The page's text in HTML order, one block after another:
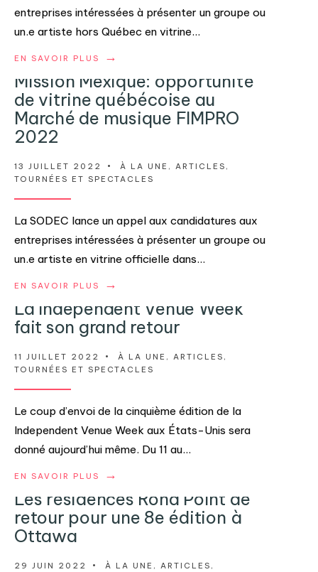
entreprises intéressées à présenter un groupe ou
un.e artiste hors Québec en vitrine...
EN SAVOIR PLUS →
Mission Mexique: opportunité
de vitrine québécoise au
Marché de musique FIMPRO
2022
13 JUILLET 2022 • À LA UNE , ARTICLES ,
TOURNÉES ET SPECTACLES
La SODEC lance un appel aux candidatures aux
entreprises intéressées à présenter un groupe ou
un.e artiste en vitrine officielle dans...
EN SAVOIR PLUS →
La Independent Venue Week
fait son grand retour
11 JUILLET 2022 • À LA UNE , ARTICLES ,
TOURNÉES ET SPECTACLES
Le coup d’envoi de la cinquième édition de la
Independent Venue Week aux États-Unis sera
donné aujourd’hui même. Du 11 au...
EN SAVOIR PLUS →
Les résidences Rond Point de
retour pour une 8e édition à
Ottawa
29 JUIN 2022 • À LA UNE , ARTICLES ,